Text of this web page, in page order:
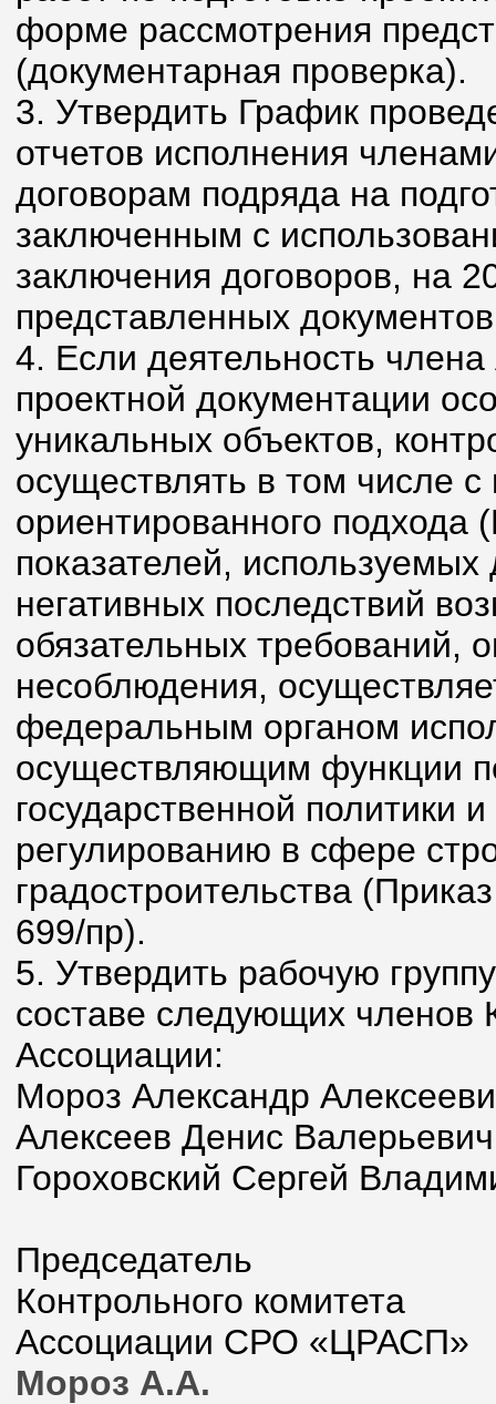
форме рассмотрения
(документарная проверка).
3. Утвердить График
отчетов исполнения
договорам подряда на
заключенным с
заключения договоров, на
представленных
4. Если деятельность члена
проектной документации
уникальных объектов,
осуществлять в том числе
ориентированного подхода
показателей,
негативных последствий
обязательных требований,
несоблюдения,
федеральным органом
осуществляющим функции
государственной политики
регулированию в сфере
градостроительства
699/пр).
5. Утвердить рабочую
составе следующих членов
Ассоциации:
Мороз Александр
Алексеев Денис
Гороховский Сергей
Председатель
Контрольного комитета
Мороз А.А.